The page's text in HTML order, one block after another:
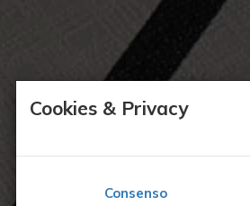
Cookies & Privacy
Consenso